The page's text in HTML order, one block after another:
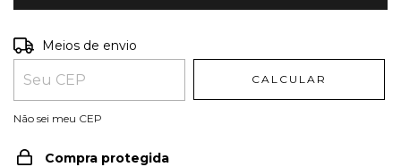
Entregas para o CEP:
Meios de envio
CALCULAR
Não sei meu CEP
Compra protegida